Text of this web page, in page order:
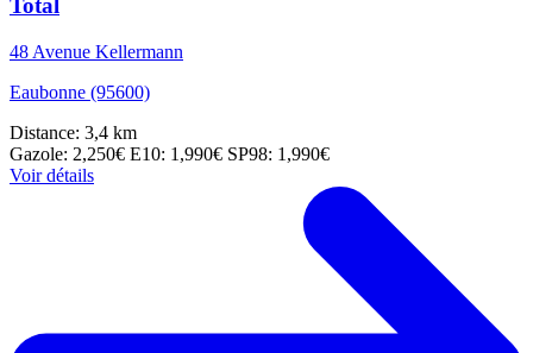
Total
48 Avenue Kellermann
Eaubonne (95600)
Distance: 3,4 km
Gazole: 2,250€ E10: 1,990€ SP98: 1,990€
Voir détails